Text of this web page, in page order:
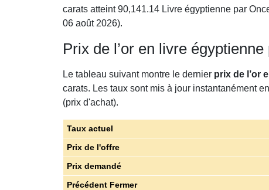
carats atteint 90,141.14 Livre égyptienne par
06 août 2026).
Prix de l’or en livre
Le tableau suivant montre le dernier prix de l’or
carats. Les taux sont mis à jour instantanément
(prix d'achat).
Taux actuel
Prix de l'offre
Prix demandé
Précédent Fermer